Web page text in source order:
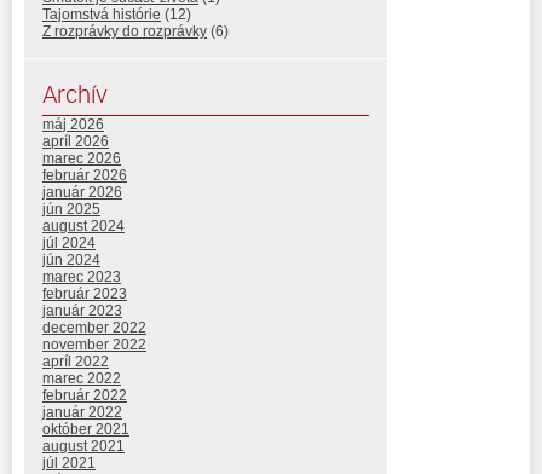
Tajomstvá histórie (12)
Z rozprávky do rozprávky (6)
Archív
máj 2026
apríl 2026
marec 2026
február 2026
január 2026
jún 2025
august 2024
júl 2024
jún 2024
marec 2023
február 2023
január 2023
december 2022
november 2022
apríl 2022
marec 2022
február 2022
január 2022
október 2021
august 2021
júl 2021